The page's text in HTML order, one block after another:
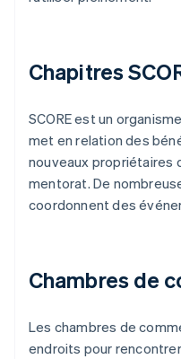
Chapitres
SCORE est un
met en relation des
nouveaux propriétaires
mentorat. De
coordonnent des
Chambres de
Les chambres de
endroits pour